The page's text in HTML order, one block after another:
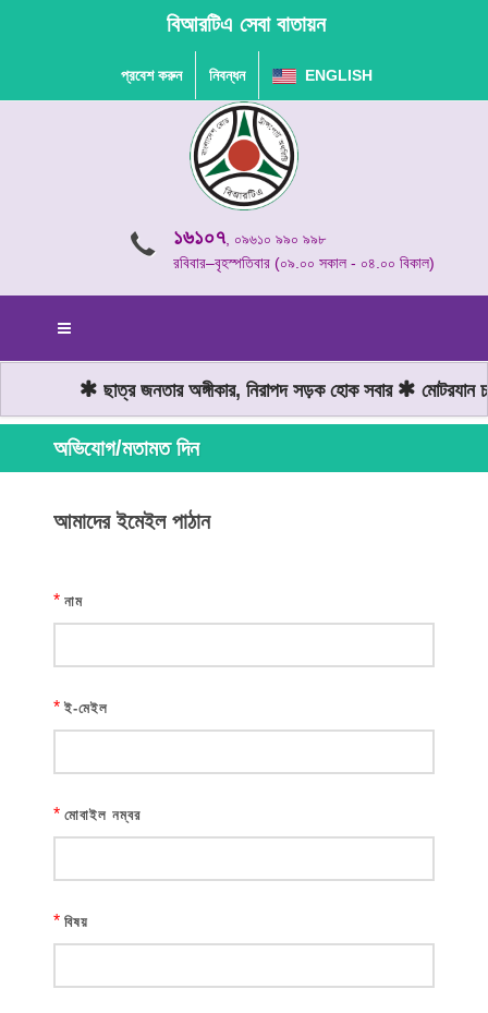
বিআরটিএ সেবা বাতায়ন
প্রবেশ করুন নিবন্ধন ENGLISH
১৬১০৭, ০৯৬১০ ৯৯০ ৯৯৮
রবিবার–বৃহস্পতিবার (০৯.০০ সকাল - ০৪.০০ বিকাল)
ছাত্র জনতার অঙ্গীকার, নিরাপদ সড়ক হোক সবার মোটরযান
অভিযোগ/মতামত দিন
আমাদের ইমেইল পাঠান
* নাম
* ই-মেইল
* মোবাইল নম্বর
* বিষয়